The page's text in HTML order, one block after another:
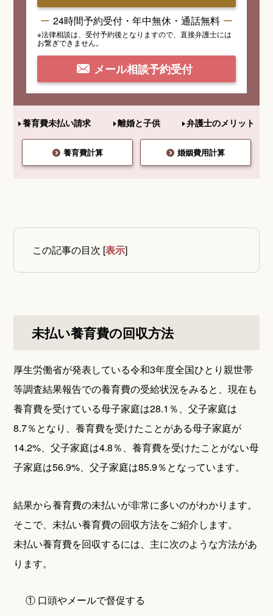
24時間予約受付・年中無休・通話無料
※法律相談は、受付予約後となりますので、 直接弁護士には
お繋ぎできません。
メール相談予約受付
養育費未払い請求 離婚と子供 弁護士のメリット
養育費計算 婚姻費用計算
この記事の目次 [表示]
未払い養育費の回収方法
厚生労働省が発表している令和3年度全国ひとり親世帯
等調査結果報告での養育費の受給状況をみると、現在も
養育費を受けている母子家庭は28.1％、父子家庭は
8.7％となり、養育費を受けたことがある母子家庭が
14.2%、父子家庭は4.8％、養育費を受けたことがない母
子家庭は56.9%、父子家庭は85.9％となっています。
結果から養育費の未払いが非常に多いのがわかります。
そこで、未払い養育費の回収方法をご紹介します。
未払い養育費を回収するには、主に次のような方法があ
ります。
① 口頭やメールで督促する